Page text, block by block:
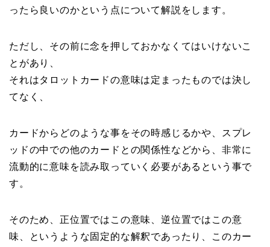
ったら良いのかという点について解説をします。
ただし、その前に念を押しておかなくてはいけないこ
とがあり、
それはタロットカードの意味は定まったものでは決し
てなく、
カードからどのような事をその時感じるかや、スプレ
ッドの中での他のカードとの関係性などから、非常に
流動的に意味を読み取っていく必要があるという事で
す。
そのため、正位置ではこの意味、逆位置ではこの意
味、というような固定的な解釈であったり、このカー